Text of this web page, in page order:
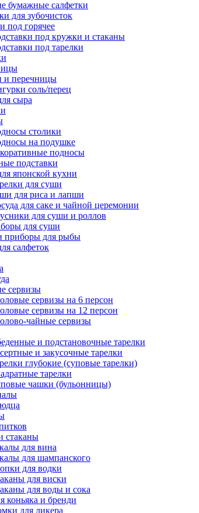
бумажные салфетки
для зубочисток
под горячее
под кружки и стаканы
под тарелки
и перечницы
соль/перец
сыра
столики
на подушке
подносы
подставки
японской кухни
для суши
для риса и лапши
для саке и чайной церемонии
для суши и роллов
для суши
приборы для рыбы
салфеток
сервизы
сервизы на 6 персон
сервизы на 12 персон
чайные сервизы
и подстановочные тарелки
и закусочные тарелки
глубокие (суповые тарелки)
тарелки
чашки (бульонницы)
стаканы
для вина
для шампанского
для водки
для виски
для воды и сока
коньяка и бренди
для ликера